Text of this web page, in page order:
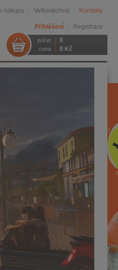
nákupu Velkoobchod Kontakty
Přihlášení Registrace
počet 0
cena 0 Kč